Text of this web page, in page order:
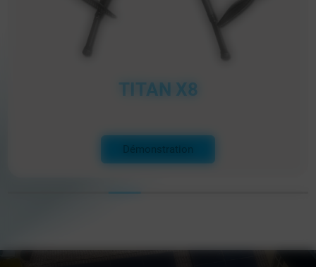
INSPIRE 2 DJI
Démonstration